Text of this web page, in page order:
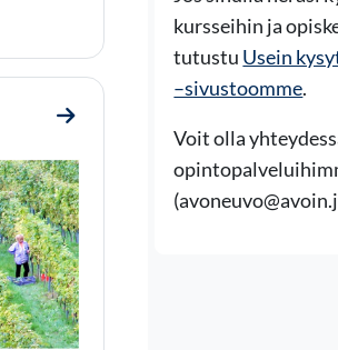
kursseihin ja
tutustu Usein
–sivustoomme.
Voit olla
Mene osioon 4. Hyvä elämä